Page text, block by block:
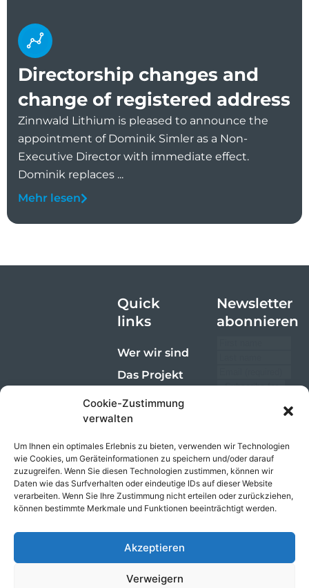
Cookie-Zustimmung
verwalten
Um Ihnen ein optimales Erlebnis zu bieten, verwenden wir Technologien
wie Cookies, um Geräteinformationen zu speichern und/oder darauf
zuzugreifen. Wenn Sie diesen Technologien zustimmen, können wir
Daten wie das Surfverhalten oder eindeutige IDs auf dieser Website
verarbeiten. Wenn Sie Ihre Zustimmung nicht erteilen oder zurückziehen,
können bestimmte Merkmale und Funktionen beeinträchtigt werden.
Akzeptieren
Verweigern
Directorship changes and
change of registered address
Zinnwald Lithium is pleased to announce the
appointment of Dominik Simler as a Non-
Executive Director with immediate effect.
Dominik replaces ...
Mehr lesen
Soziale
Netzwerke
Quick
links
Wer wir sind
Das Projekt
Die Produkte
Nachhaltigkeit
Investoren
Kontakt
Newsletter
abonnieren
Emails are
managed by
InvestorHub, an
Unsubscribe